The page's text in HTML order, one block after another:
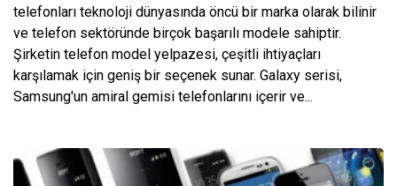
telefonları teknoloji dünyasında öncü bir marka olarak bilinir
ve telefon sektöründe birçok başarılı modele sahiptir.
Şirketin telefon model yelpazesi, çeşitli ihtiyaçları
karşılamak için geniş bir seçenek sunar. Galaxy serisi,
Samsung'un amiral gemisi telefonlarını içerir ve...